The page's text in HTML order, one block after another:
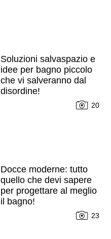
Soluzioni salvaspazio e
idee per bagno piccolo
che vi salveranno dal
disordine!
20
Docce moderne: tutto
quello che devi sapere
per progettare al meglio
il bagno!
23